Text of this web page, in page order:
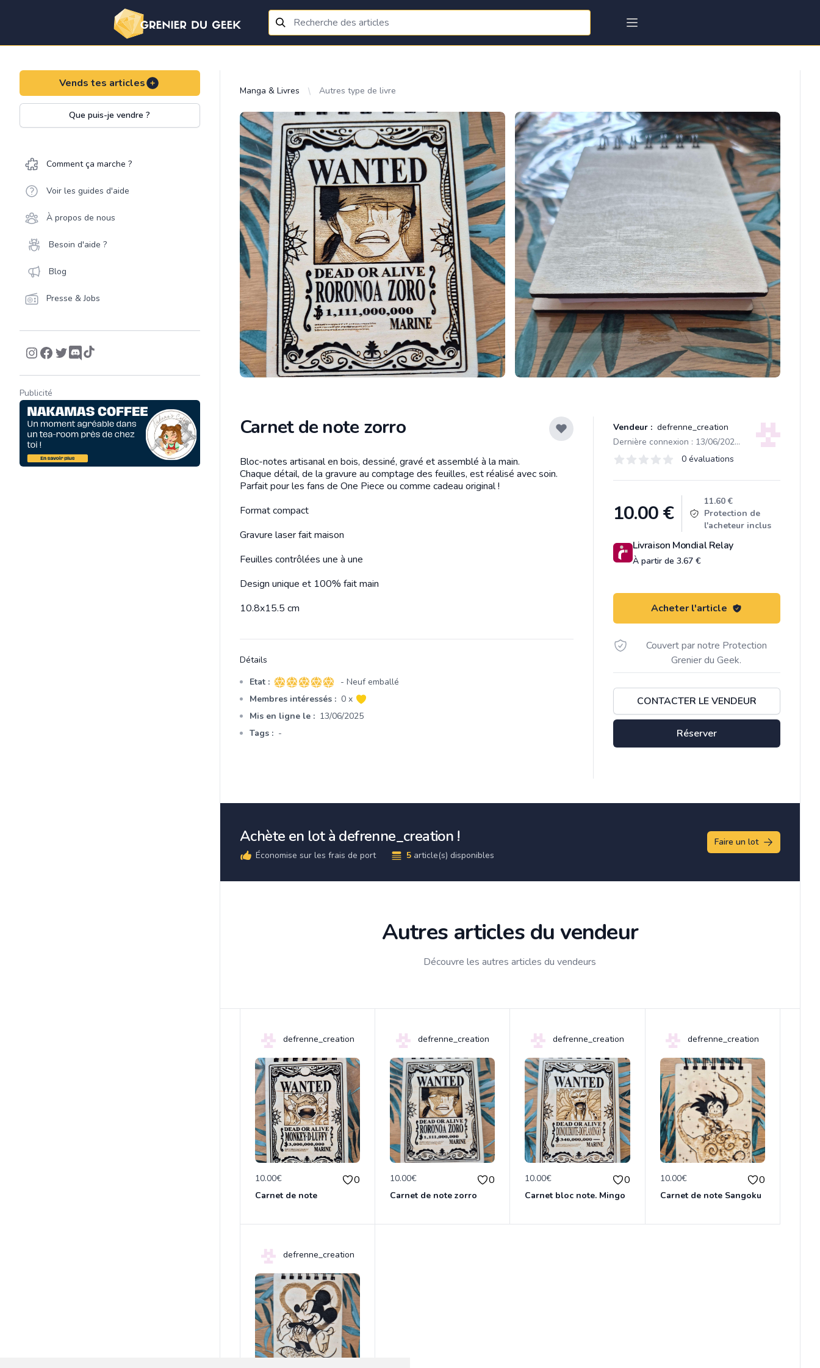
Vends tes articles
Que puis-je vendre ?
Comment ça marche ?
Voir les guides d'aide
À propos de nous
Besoin d'aide ?
Blog
Presse & Jobs
Publicité
Manga & Livres Autres type de livre
Carnet de note zorro Vendeur : defrenne_creation
Dernière connexion : 13/06/2025 13:49
Évaluations
0 sur 5 étoiles 0 évaluations
10.00€
11.60 €
Protection de
l'acheteur inclus
Livraison Mondial Relay
À partir de 3.67 €
Acheter l'article
Couvert par notre Protection
Grenier du Geek.
CONTACTER LE VENDEUR
Réserver
Description
Bloc-notes artisanal en bois, dessiné, gravé et assemblé à la main.
Chaque détail, de la gravure au comptage des feuilles, est réalisé avec soin.
Parfait pour les fans de One Piece ou comme cadeau original !
Format compact
Gravure laser fait maison
Feuilles contrôlées une à une
Design unique et 100% fait main
10.8x15.5 cm
Détails
Etat : 5 sur 5 étoiles
- Neuf emballé
Membres intéressés : 0 x
Mis en ligne le : 13/06/2025
Tags : -
Achète en lot à defrenne_creation !
Économise sur les frais de port 5 article(s) disponibles
Faire un lot
Autres articles du vendeur
Découvre les autres articles du vendeurs
defrenne_creation
10.00€ 0
Carnet de note
defrenne_creation
10.00€ 0
Carnet de note zorro
defrenne_creation
10.00€ 0
Carnet bloc note. Mingo
defrenne_creation
10.00€ 0
Carnet de note Sangoku
defrenne_creation